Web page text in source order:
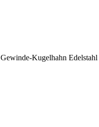
Gewinde-Kugelhahn